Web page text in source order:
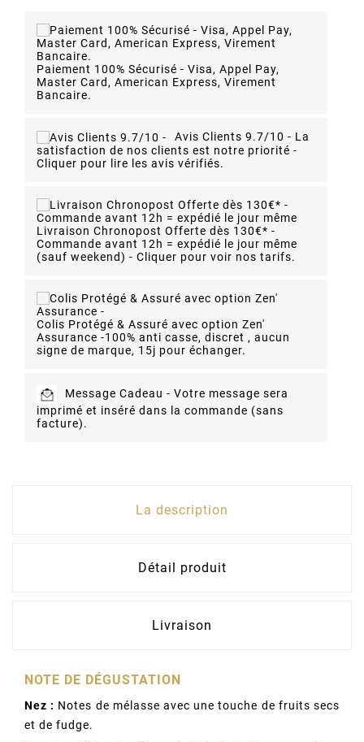
Paiement 100% Sécurisé - Visa, Appel Pay,
Master Card, American Express, Virement
Bancaire.
Avis Clients 9.7/10 - La
satisfaction de nos clients est notre priorité -
Cliquer pour lire les avis vérifiés.
Livraison Chronopost Offerte dès 130€* -
Commande avant 12h = expédié le jour même
(sauf weekend) - Cliquer pour voir nos tarifs.
Colis Protégé & Assuré avec option Zen'
Assurance -100% anti casse, discret , aucun
signe de marque, 15j pour échanger.
Message Cadeau - Votre message sera
imprimé et inséré dans la commande (sans
facture).
La description
Détail produit
Livraison
NOTE DE DÉGUSTATION
Nez : Notes de mélasse avec une touche de fruits secs
et de fudge.